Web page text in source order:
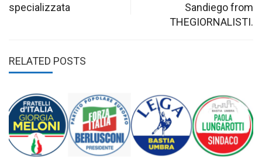
specializzata
Sandiego from
THEGIORNALISTI.
RELATED POSTS